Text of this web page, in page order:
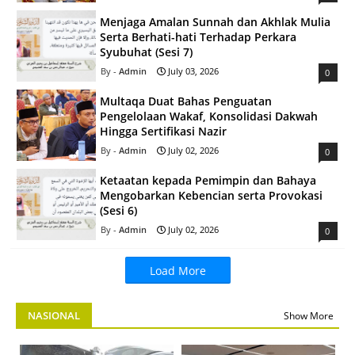
Menjaga Amalan Sunnah dan Akhlak Mulia
Serta Berhati-hati Terhadap Perkara
Syubuhat (Sesi 7)
Admin July 03, 2026 0
Multaqa Duat Bahas Penguatan
Pengelolaan Wakaf, Konsolidasi Dakwah
Hingga Sertifikasi Nazir
Admin July 02, 2026 0
Ketaatan kepada Pemimpin dan Bahaya
Mengobarkan Kebencian serta Provokasi
(Sesi 6)
Admin July 02, 2026 0
Load More
NASIONAL Show More